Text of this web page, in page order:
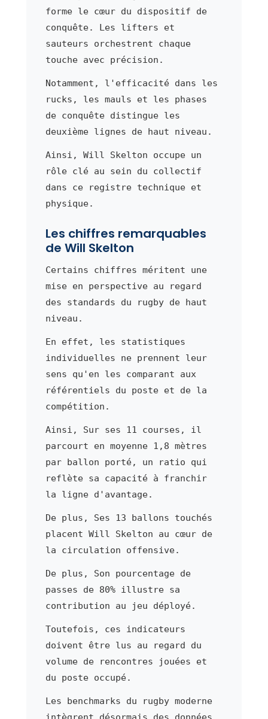
forme le cœur du dispositif de
conquête. Les lifters et
sauteurs orchestrent chaque
touche avec précision.
Notamment, l'efficacité dans les
rucks, les mauls et les phases
de conquête distingue les
deuxième lignes de haut niveau.
Ainsi, Will Skelton occupe un
rôle clé au sein du collectif
dans ce registre technique et
physique.
Les chiffres remarquables
de Will Skelton
Certains chiffres méritent une
mise en perspective au regard
des standards du rugby de haut
niveau.
En effet, les statistiques
individuelles ne prennent leur
sens qu'en les comparant aux
référentiels du poste et de la
compétition.
Ainsi, Sur ses 11 courses, il
parcourt en moyenne 1,8 mètres
par ballon porté, un ratio qui
reflète sa capacité à franchir
la ligne d'avantage.
De plus, Ses 13 ballons touchés
placent Will Skelton au cœur de
la circulation offensive.
De plus, Son pourcentage de
passes de 80% illustre sa
contribution au jeu déployé.
Toutefois, ces indicateurs
doivent être lus au regard du
volume de rencontres jouées et
du poste occupé.
Les benchmarks du rugby moderne